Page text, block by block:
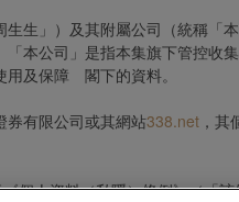
生」）及其附屬公司（統稱「
「本公司」是指本集旗下管控
及保障 閣下的資料。
券有限公司或其網站338.net，其
個人資料（私隱）條例》（「